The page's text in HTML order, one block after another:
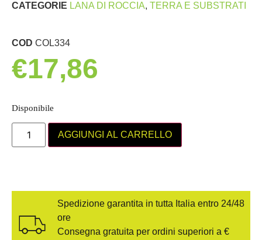
CATEGORIE LANA DI ROCCIA, TERRA E SUBSTRATI
COD COL334
€17,86
Disponibile
AGGIUNGI AL CARRELLO
Spedizione garantita in tutta Italia entro 24/48
ore
Consegna gratuita per ordini superiori a €